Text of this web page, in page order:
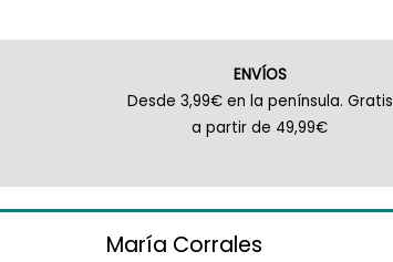
ENVÍOS
Desde 3,99€ en la península. Gratis
a partir de 49,99€
María Corrales